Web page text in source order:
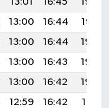
13:00 16:44
19:47
13:00 16:44
19:46
13:00 16:43
19:44
13:00 16:42
19:43
12:59 16:42
19:41